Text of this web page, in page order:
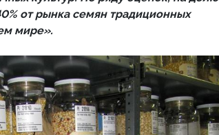
от рынка семян традиционных
мире».